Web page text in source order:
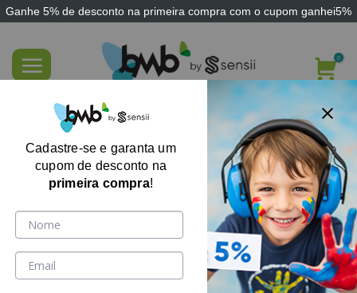
Ganhe 5% de desconto na primeira compra com o cupom ganhei5%
content
FILTRE AQUI
Cadastre-se e garanta um
cupom de desconto na
primeira compra!